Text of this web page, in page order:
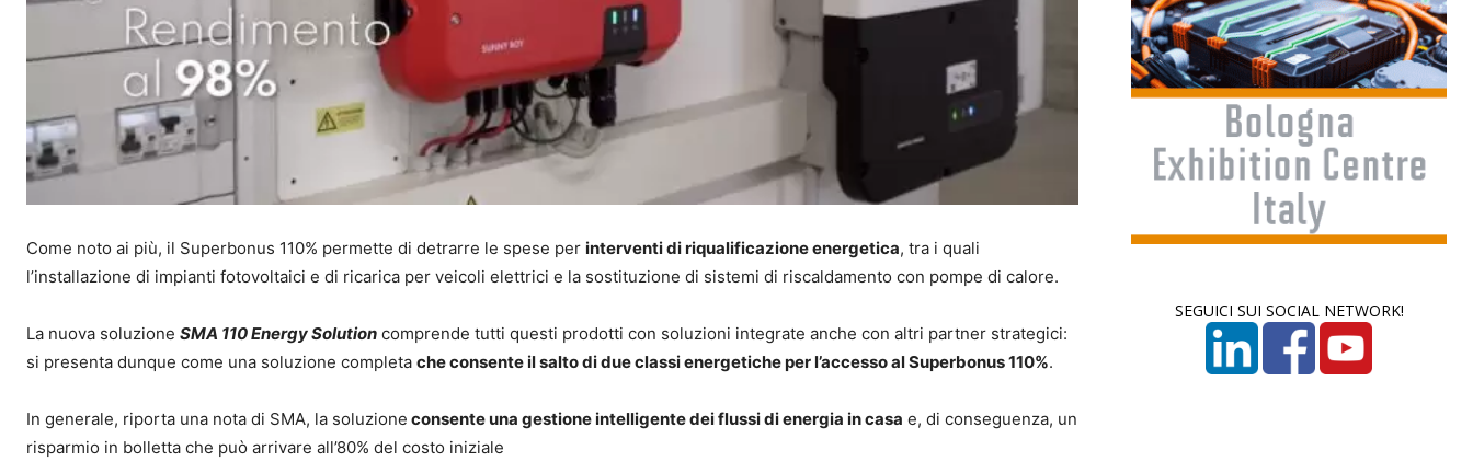
Come noto ai più, il Superbonus 110% permette di detrarre le spese per interventi di riqualificazione energetica, tra i quali
l’installazione di impianti fotovoltaici e di ricarica per veicoli elettrici e la sostituzione di sistemi di riscaldamento con pompe di calore.
La nuova soluzione SMA 110 Energy Solution comprende tutti questi prodotti con soluzioni integrate anche con altri partner strategici:
si presenta dunque come una soluzione completa che consente il salto di due classi energetiche per l’accesso al Superbonus 110%.
In generale, riporta una nota di SMA, la soluzione consente una gestione intelligente dei flussi di energia in casa e, di conseguenza, un
risparmio in bolletta che può arrivare all’80% del costo iniziale
SEGUICI SUI SOCIAL NETWORK!